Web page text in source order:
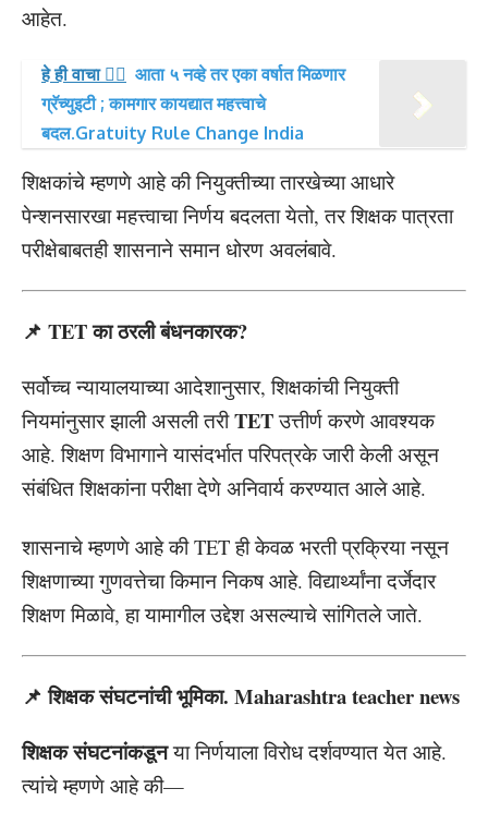
आहेत.
हे ही वाचा 👉🏻 आता ५ नव्हे तर एका वर्षात मिळणार
ग्रॅच्युइटी ; कामगार कायद्यात महत्त्वाचे
बदल.Gratuity Rule Change India
शिक्षकांचे म्हणणे आहे की नियुक्तीच्या तारखेच्या आधारे
पेन्शनसारखा महत्त्वाचा निर्णय बदलता येतो, तर शिक्षक पात्रता
परीक्षेबाबतही शासनाने समान धोरण अवलंबावे.
📌 TET का ठरली बंधनकारक?
सर्वोच्च न्यायालयाच्या आदेशानुसार, शिक्षकांची नियुक्ती
नियमांनुसार झाली असली तरीTETउत्तीर्ण करणे आवश्यक
आहे. शिक्षण विभागाने यासंदर्भात परिपत्रके जारी केली असून
संबंधित शिक्षकांना परीक्षा देणे अनिवार्य करण्यात आले आहे.
शासनाचे म्हणणे आहे की TET ही केवळ भरती प्रक्रिया नसून
शिक्षणाच्या गुणवत्तेचा किमान निकष आहे. विद्यार्थ्यांना दर्जेदार
शिक्षण मिळावे, हा यामागील उद्देश असल्याचे सांगितले जाते.
📌 शिक्षक संघटनांची भूमिका. Maharashtra teacher news
शिक्षक संघटनांकडून या निर्णयाला विरोध दर्शवण्यात येत आहे.
त्यांचे म्हणणे आहे की—